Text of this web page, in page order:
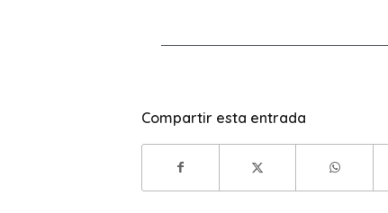
Compartir esta entrada